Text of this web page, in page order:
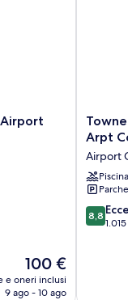
Il
prezzo
attuale
100 €
e oneri inclusi
9 ago - 10 ago
Suites
Marriott
Arpt
Corp
Ctr
Arpt
Airport
Piscina
8.8
su
8,8